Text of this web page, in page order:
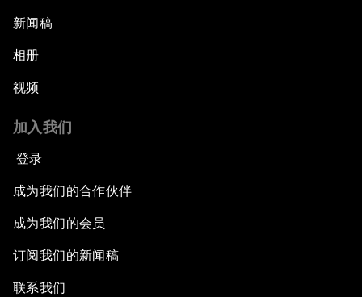
新闻稿
相册
视频
加入我们
登录
成为我们的合作伙伴
成为我们的会员
订阅我们的新闻稿
联系我们